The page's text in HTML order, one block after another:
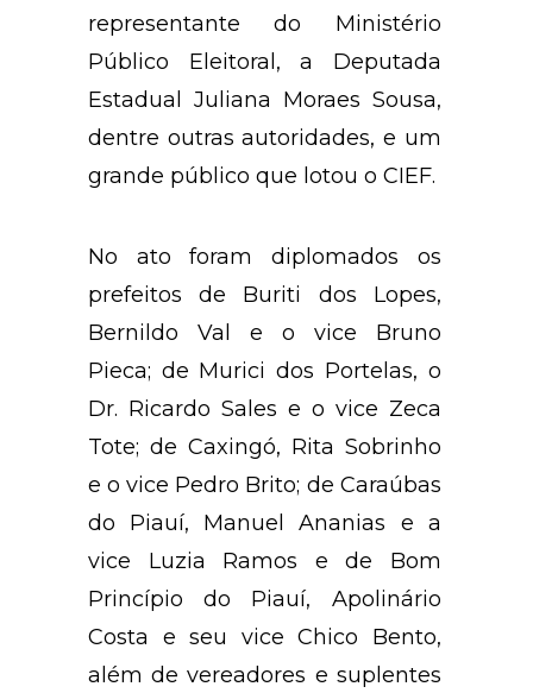
representante do Ministério
Público Eleitoral, a Deputada
Estadual Juliana Moraes Sousa,
dentre outras autoridades, e um
grande público que lotou o CIEF.
No ato foram diplomados os
prefeitos de Buriti dos Lopes,
Bernildo Val e o vice Bruno
Pieca; de Murici dos Portelas, o
Dr. Ricardo Sales e o vice Zeca
Tote; de Caxingó, Rita Sobrinho
e o vice Pedro Brito; de Caraúbas
do Piauí, Manuel Ananias e a
vice Luzia Ramos e de Bom
Princípio do Piauí, Apolinário
Costa e seu vice Chico Bento,
além de vereadores e suplentes